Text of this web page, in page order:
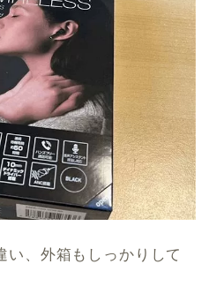
い、外箱もしっかりして